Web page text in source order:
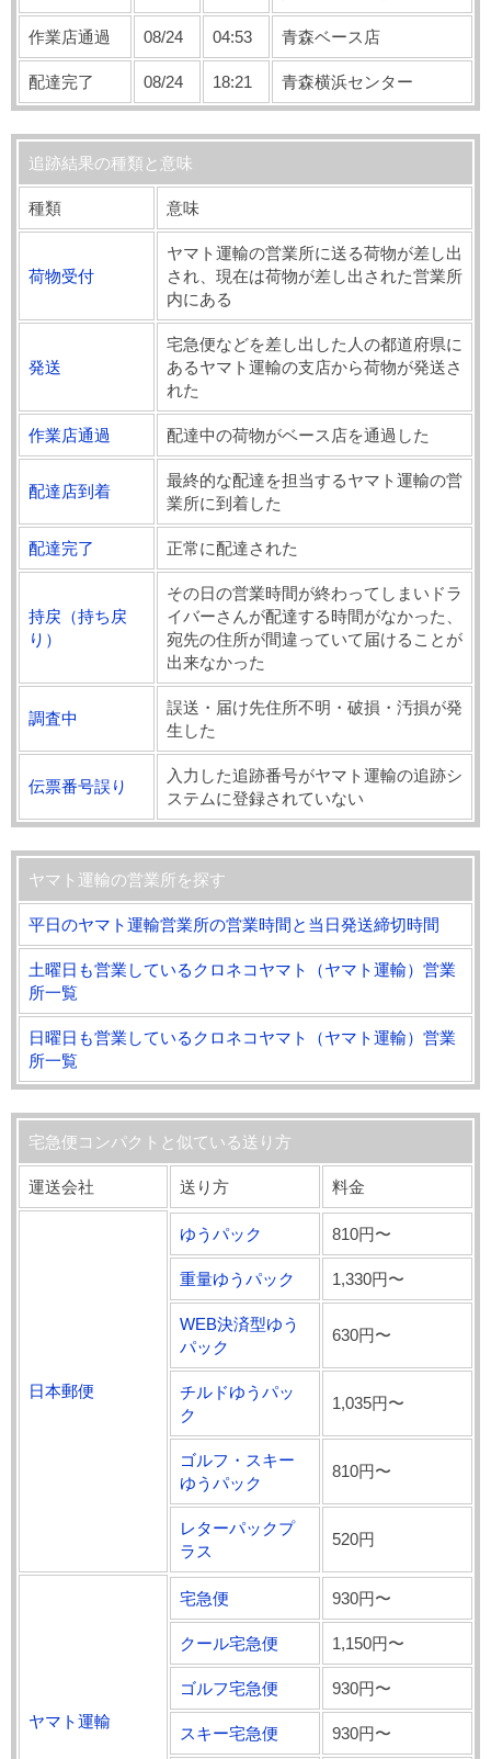
作業店通過 08/24 04:53 青森ベース店
配達完了 08/24 18:21 青森横浜センター
追跡結果の種類と意味
種類 意味
荷物受付
ヤマト運輸の営業所に送る荷物が差し出
され、現在は荷物が差し出された営業所
内にある
発送
宅急便などを差し出した人の都道府県に
あるヤマト運輸の支店から荷物が発送さ
れた
作業店通過 配達中の荷物がベース店を通過した
配達店到着
最終的な配達を担当するヤマト運輸の営
業所に到着した
配達完了 正常に配達された
持戻（持ち戻
り）
その日の営業時間が終わってしまいドラ
イバーさんが配達する時間がなかった、
宛先の住所が間違っていて届けることが
出来なかった
調査中
誤送・届け先住所不明・破損・汚損が発
生した
伝票番号誤り
入力した追跡番号がヤマト運輸の追跡シ
ステムに登録されていない
ヤマト運輸の営業所を探す
平日のヤマト運輸営業所の営業時間と当日発送締切時間
土曜日も営業しているクロネコヤマト（ヤマト運輸）営業
所一覧
日曜日も営業しているクロネコヤマト（ヤマト運輸）営業
所一覧
宅急便コンパクトと似ている送り方
運送会社 送り方 料金
日本郵便
ゆうパック 810円〜
重量ゆうパック 1,330円〜
WEB決済型ゆう
パック
630円〜
チルドゆうパッ
ク
1,035円〜
ゴルフ・スキー
ゆうパック
810円〜
レターパックプ
ラス
520円
ヤマト運輸
宅急便 930円〜
クール宅急便 1,150円〜
ゴルフ宅急便 930円〜
スキー宅急便 930円〜